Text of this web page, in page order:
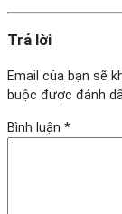
Trả lời
Email của bạn sẽ
buộc được đánh
Bình luận *